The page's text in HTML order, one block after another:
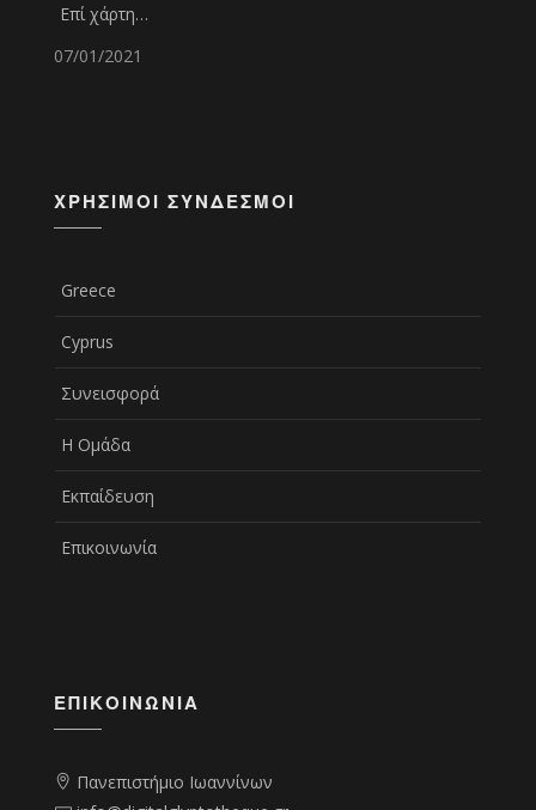
Επί χάρτη…
07/01/2021
ΧΡΉΣΙΜΟΙ ΣΎΝΔΕΣΜΟΙ
Greece
Cyprus
Συνεισφορά
Η Ομάδα
Εκπαίδευση
Επικοινωνία
ΕΠΙΚΟΙΝΩΝΊΑ
Πανεπιστήμιο Ιωαννίνων